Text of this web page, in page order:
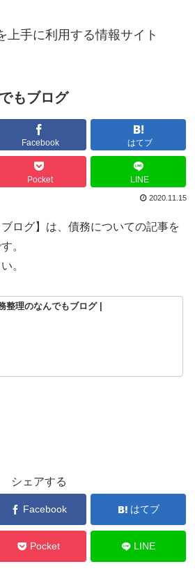
上手に利用する情報サイト
もブログ
Facebook はてブ
Pocket LINE
2020.11.15
ブログ】は、債務についての記事を
。
。
整理のなんでもブログ |
シェアする
Facebook はてブ
Pocket LINE